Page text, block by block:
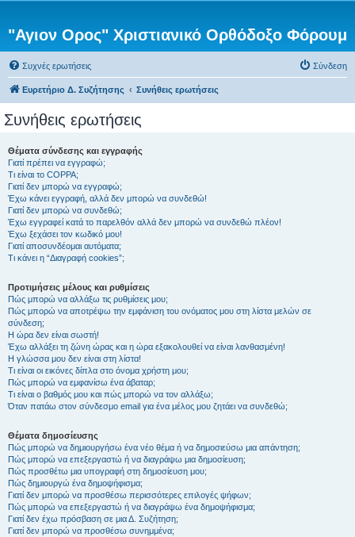
"Αγιον Ορος" Χριστιανικό Ορθόδοξο Φόρουμ
Συχνές ερωτήσεις Σύνδεση
Ευρετήριο Δ. Συζήτησης Συνήθεις ερωτήσεις
Συνήθεις ερωτήσεις
Θέματα σύνδεσης και εγγραφής
Γιατί πρέπει να εγγραφώ;
Τι είναι το COPPA;
Γιατί δεν μπορώ να εγγραφώ;
Έχω κάνει εγγραφή, αλλά δεν μπορώ να συνδεθώ!
Γιατί δεν μπορώ να συνδεθώ;
Έχω εγγραφεί κατά το παρελθόν αλλά δεν μπορώ να συνδεθώ πλέον!
Έχω ξεχάσει τον κωδικό μου!
Γιατί αποσυνδέομαι αυτόματα;
Τι κάνει η “Διαγραφή cookies”;
Προτιμήσεις μέλους και ρυθμίσεις
Πώς μπορώ να αλλάξω τις ρυθμίσεις μου;
Πώς μπορώ να αποτρέψω την εμφάνιση του ονόματος μου στη λίστα μελών σε
σύνδεση;
Η ώρα δεν είναι σωστή!
Έχω αλλάξει τη ζώνη ώρας και η ώρα εξακολουθεί να είναι λανθασμένη!
Η γλώσσα μου δεν είναι στη λίστα!
Τι είναι οι εικόνες δίπλα στο όνομα χρήστη μου;
Πώς μπορώ να εμφανίσω ένα άβαταρ;
Τι είναι ο βαθμός μου και πώς μπορώ να τον αλλάξω;
Όταν πατάω στον σύνδεσμο email για ένα μέλος μου ζητάει να συνδεθώ;
Θέματα δημοσίευσης
Πώς μπορώ να δημιουργήσω ένα νέο θέμα ή να δημοσιεύσω μια απάντηση;
Πώς μπορώ να επεξεργαστώ ή να διαγράψω μια δημοσίευση;
Πώς προσθέτω μια υπογραφή στη δημοσίευση μου;
Πώς δημιουργώ ένα δημοψήφισμα;
Γιατί δεν μπορώ να προσθέσω περισσότερες επιλογές ψήφων;
Πώς μπορώ να επεξεργαστώ ή να διαγράψω ένα δημοψήφισμα;
Γιατί δεν έχω πρόσβαση σε μια Δ. Συζήτηση;
Γιατί δεν μπορώ να προσθέσω συνημμένα;